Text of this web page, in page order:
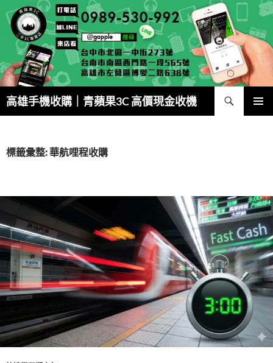
至
內
容
高雄手機收購｜青蘋果3C 高價現金收機
搜
尋
標籤彙整: 華航哩程收購